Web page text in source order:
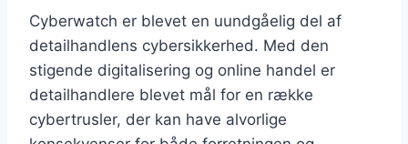
Cyberwatch er blevet en uundgåelig del af
detailhandlens cybersikkerhed. Med den
stigende digitalisering og online handel er
detailhandlere blevet mål for en række
cybertrusler, der kan have alvorlige